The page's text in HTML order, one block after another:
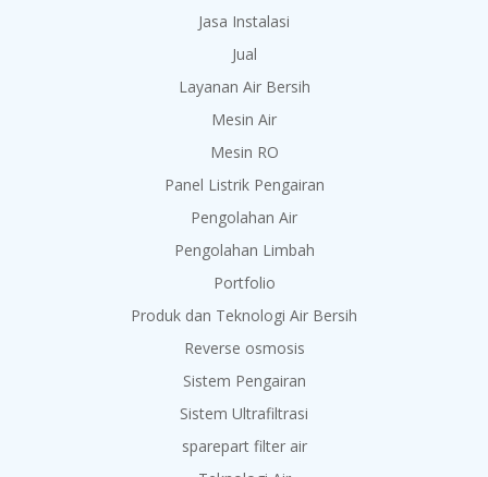
Jasa Instalasi
Jual
Layanan Air Bersih
Mesin Air
Mesin RO
Panel Listrik Pengairan
Pengolahan Air
Pengolahan Limbah
Portfolio
Produk dan Teknologi Air Bersih
Reverse osmosis
Sistem Pengairan
Sistem Ultrafiltrasi
sparepart filter air